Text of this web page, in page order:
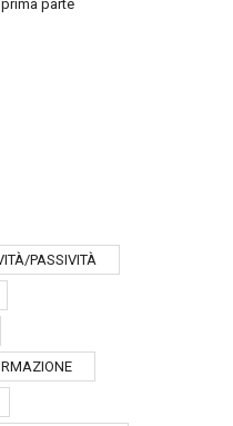
parte
PASSIVITÀ